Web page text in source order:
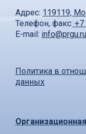
Адрес: 119119,
Телефон, факс: +7
E-mail: info@prgu.ru
Политика в
данных